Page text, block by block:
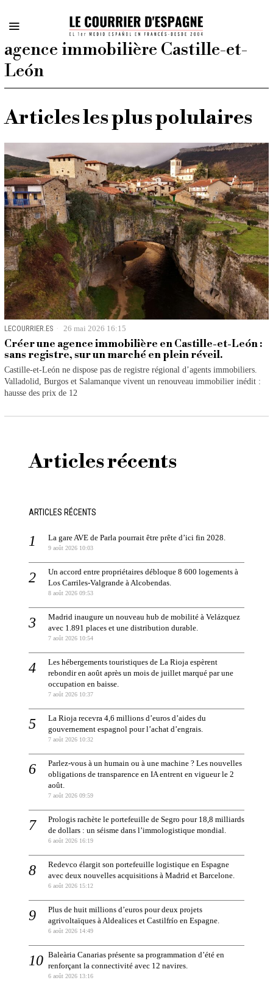
agence immobilière Castille-et-
León
Articles les plus polulaires
LECOURRIER.ES 26 mai 2026 16:15
Créer une agence immobilière en Castille-et-León :
sans registre, sur un marché en plein réveil.
Castille-et-León ne dispose pas de registre régional d’agents immobiliers.
Valladolid, Burgos et Salamanque vivent un renouveau immobilier inédit :
hausse des prix de 12
Articles récents
ARTICLES RÉCENTS
La gare AVE de Parla pourrait être prête d’ici fin 2028.
9 août 2026 10:03
Un accord entre propriétaires débloque 8 600 logements à
Los Carriles-Valgrande à Alcobendas.
8 août 2026 09:53
Madrid inaugure un nouveau hub de mobilité à Velázquez
avec 1.891 places et une distribution durable.
7 août 2026 10:54
Les hébergements touristiques de La Rioja espèrent
rebondir en août après un mois de juillet marqué par une
occupation en baisse.
7 août 2026 10:37
La Rioja recevra 4,6 millions d’euros d’aides du
gouvernement espagnol pour l’achat d’engrais.
7 août 2026 10:32
Parlez-vous à un humain ou à une machine ? Les nouvelles
obligations de transparence en IA entrent en vigueur le 2
août.
7 août 2026 09:59
Prologis rachète le portefeuille de Segro pour 18,8 milliards
de dollars : un séisme dans l’immologistique mondial.
6 août 2026 16:19
Redevco élargit son portefeuille logistique en Espagne
avec deux nouvelles acquisitions à Madrid et Barcelone.
6 août 2026 15:12
Plus de huit millions d’euros pour deux projets
agrivoltaïques à Aldealices et Castilfrío en Espagne.
6 août 2026 14:49
Baleària Canarias présente sa programmation d’été en
renforçant la connectivité avec 12 navires.
6 août 2026 13:16